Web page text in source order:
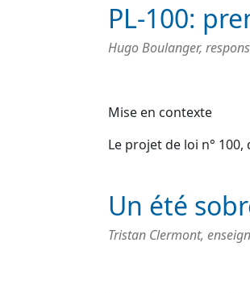
PL-100:
Hugo Boulanger,
Mise en contexte
Le projet de loi n°
Un été
Tristan Clermont,